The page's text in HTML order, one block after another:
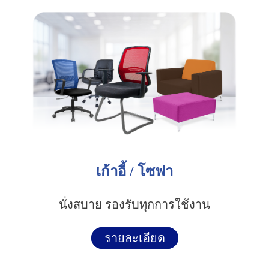
เก้าอี้ / โซฟา
นั่งสบาย รองรับทุกการใช้งาน
รายละเอียด